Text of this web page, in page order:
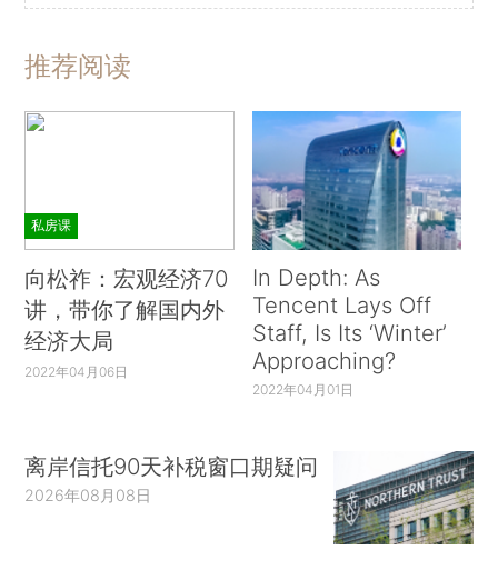
推荐阅读
私房课
向松祚：宏观经济70
讲，带你了解国内外
经济大局
2022年04月06日
In Depth: As
Tencent Lays Off
Staff, Is Its ‘Winter’
Approaching?
2022年04月01日
离岸信托90天补税窗口期疑问
2026年08月08日